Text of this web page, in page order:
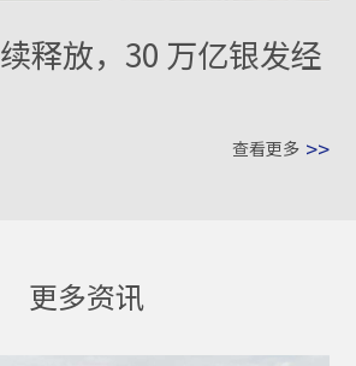
释放，30 万亿银发经
查看更多 >>
更多资讯